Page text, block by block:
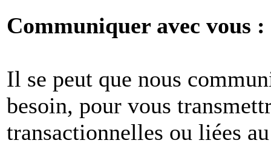
Communiquer avec vous :
Il se peut que nous
besoin, pour vous
transactionnelles ou liées